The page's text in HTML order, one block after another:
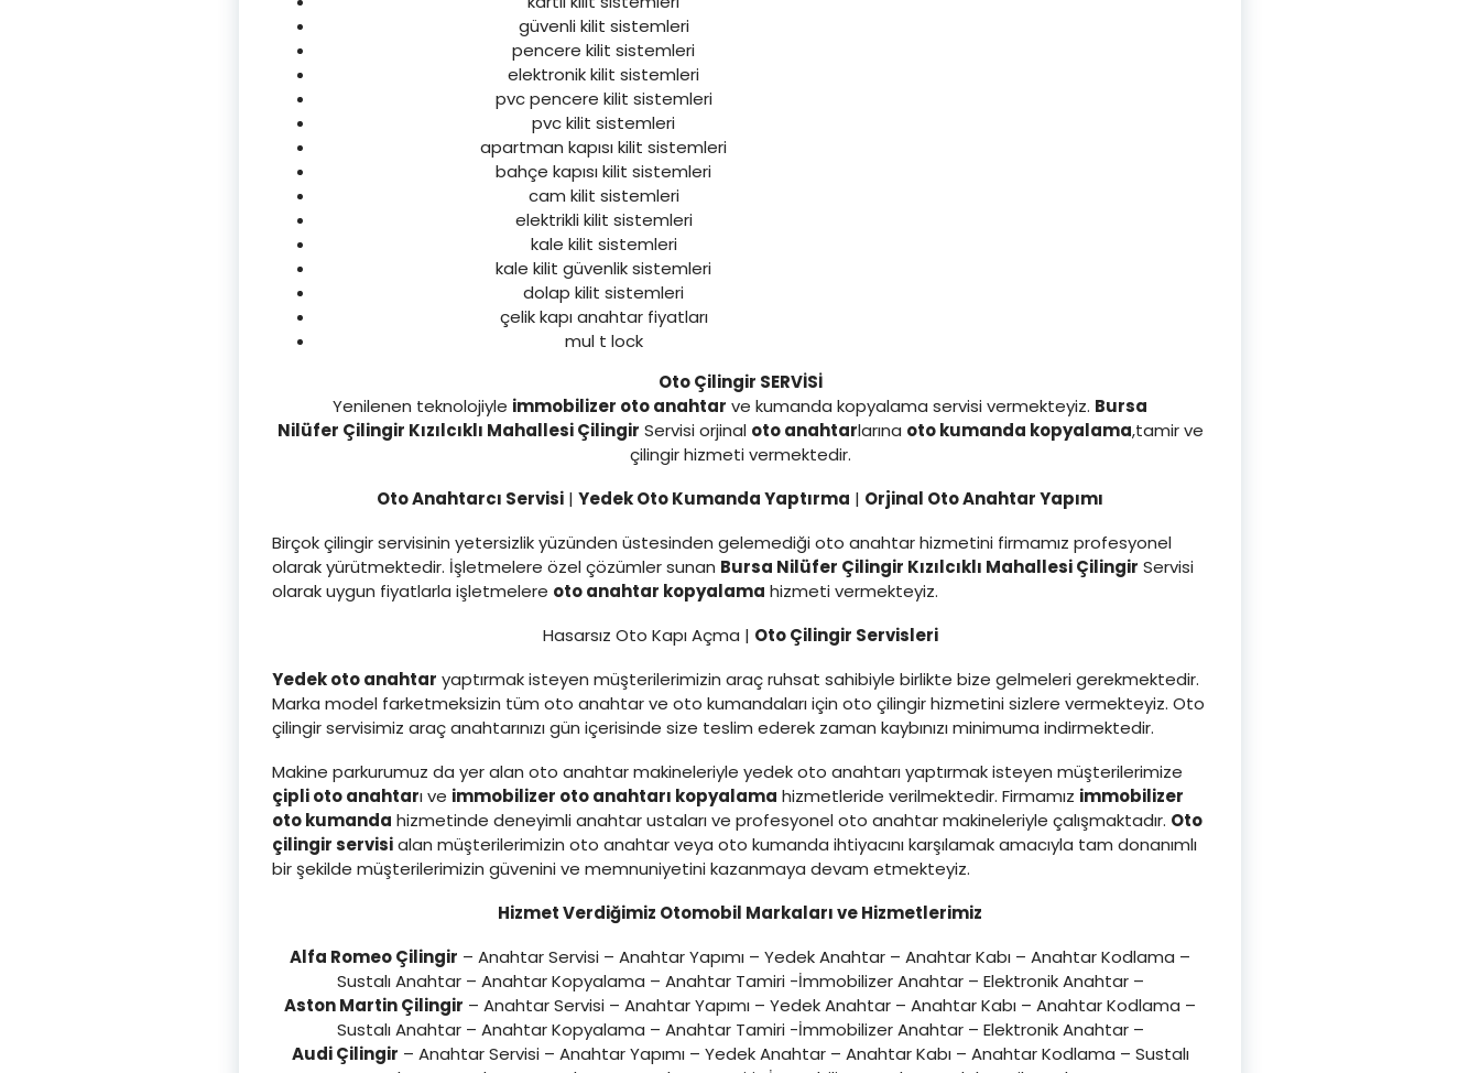
güvenli kilit sistemleri
pencere kilit sistemleri
elektronik kilit sistemleri
pvc pencere kilit sistemleri
pvc kilit sistemleri
apartman kapısı kilit sistemleri
bahçe kapısı kilit sistemleri
cam kilit sistemleri
elektrikli kilit sistemleri
kale kilit sistemleri
kale kilit güvenlik sistemleri
dolap kilit sistemleri
çelik kapı anahtar fiyatları
mul t lock
Oto Çilingir SERVİSİ
Yenilenen teknolojiyle immobilizer oto anahtar ve kumanda kopyalama servisi vermekteyiz. Bursa
Nilüfer Çilingir Kızılcıklı Mahallesi Çilingir Servisi orjinal oto anahtarlarına oto kumanda kopyalama,tamir ve
çilingir hizmeti vermektedir.
Oto Anahtarcı Servisi | Yedek Oto Kumanda Yaptırma | Orjinal Oto Anahtar Yapımı
Birçok çilingir servisinin yetersizlik yüzünden üstesinden gelemediği oto anahtar hizmetini firmamız profesyonel
olarak yürütmektedir. İşletmelere özel çözümler sunan Bursa Nilüfer Çilingir Kızılcıklı Mahallesi Çilingir Servisi
olarak uygun fiyatlarla işletmelere oto anahtar kopyalama hizmeti vermekteyiz.
Hasarsız Oto Kapı Açma | Oto Çilingir Servisleri
Yedek oto anahtar yaptırmak isteyen müşterilerimizin araç ruhsat sahibiyle birlikte bize gelmeleri gerekmektedir.
Marka model farketmeksizin tüm oto anahtar ve oto kumandaları için oto çilingir hizmetini sizlere vermekteyiz. Oto
çilingir servisimiz araç anahtarınızı gün içerisinde size teslim ederek zaman kaybınızı minimuma indirmektedir.
Makine parkurumuz da yer alan oto anahtar makineleriyle yedek oto anahtarı yaptırmak isteyen müşterilerimize
çipli oto anahtarı ve immobilizer oto anahtarı kopyalama hizmetleride verilmektedir. Firmamız immobilizer
oto kumanda hizmetinde deneyimli anahtar ustaları ve profesyonel oto anahtar makineleriyle çalışmaktadır. Oto
çilingir servisialan müşterilerimizin oto anahtar veya oto kumanda ihtiyacını karşılamak amacıyla tam donanımlı
bir şekilde müşterilerimizin güvenini ve memnuniyetini kazanmaya devam etmekteyiz.
Hizmet Verdiğimiz Otomobil Markaları ve Hizmetlerimiz
Alfa Romeo Çilingir – Anahtar Servisi – Anahtar Yapımı – Yedek Anahtar – Anahtar Kabı – Anahtar Kodlama –
Sustalı Anahtar – Anahtar Kopyalama – Anahtar Tamiri -İmmobilizer Anahtar – Elektronik Anahtar –
Aston Martin Çilingir – Anahtar Servisi – Anahtar Yapımı – Yedek Anahtar – Anahtar Kabı – Anahtar Kodlama –
Sustalı Anahtar – Anahtar Kopyalama – Anahtar Tamiri -İmmobilizer Anahtar – Elektronik Anahtar –
Audi Çilingir – Anahtar Servisi – Anahtar Yapımı – Yedek Anahtar – Anahtar Kabı – Anahtar Kodlama – Sustalı